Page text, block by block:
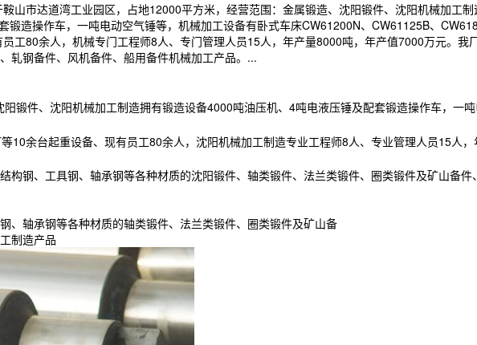
山市达道湾工业园区，占地12000平方米，经营范围：金属锻造、沈阳锻件、沈阳机械加工
锻造操作车，一吨电动空气锤等，机械加工设备有卧式车床CW61200N、CW61125B、
工80余人，机械专门工程师8人、专门管理人员15人，年产量8000吨，年产值7000万元。
轧钢备件、风机备件、船用备件机械加工产品。...
锻件、沈阳机械加工制造拥有锻造设备4000吨油压机、4吨电液压锤及配套锻造操作车，一
10余台起重设备、现有员工80余人，沈阳机械加工制造专业工程师8人、专业管理人员15人
构钢、工具钢、轴承钢等各种材质的沈阳锻件、轴类锻件、法兰类锻件、圈类锻件及矿山备
、轴承钢等各种材质的轴类锻件、法兰类锻件、圈类锻件及矿山备
制造产品